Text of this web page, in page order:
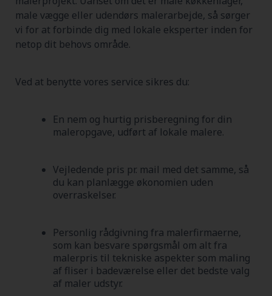
male vægge eller udendørs malerarbejde, så sørger
vi for at forbinde dig med lokale eksperter inden for
netop dit behovs område.
Ved at benytte vores service sikres du:
En nem og hurtig prisberegning for din
maleropgave, udført af lokale malere.
Vejledende pris pr. mail med det samme, så
du kan planlægge økonomien uden
overraskelser.
Personlig rådgivning fra malerfirmaerne,
som kan besvare spørgsmål om alt fra
malerpris til tekniske aspekter som maling
af fliser i badeværelse eller det bedste valg
af maler udstyr.